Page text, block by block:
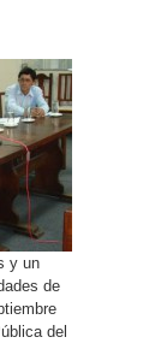
y un
de
del